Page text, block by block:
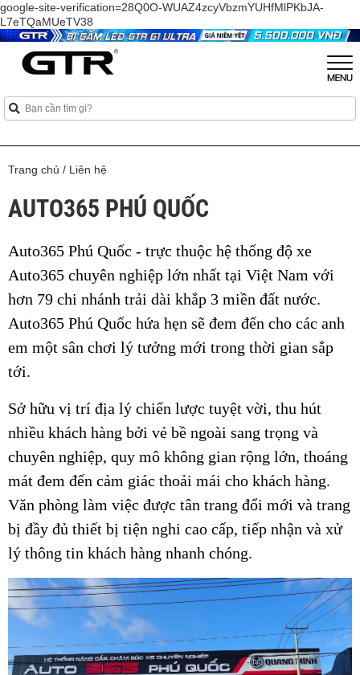
google-site-verification=28Q0O-WUAZ4zcyVbzmYUHfMlPKbJA-
L7eTQaMUeTV38
Trang chủ / Liên hệ
AUTO365 PHÚ QUỐC
Auto365 Phú Quốc - trực thuộc hệ thống độ xe
Auto365 chuyên nghiệp lớn nhất tại Việt Nam với
hơn 79 chi nhánh trải dài khắp 3 miền đất nước.
Auto365 Phú Quốc hứa hẹn sẽ đem đến cho các anh
em một sân chơi lý tưởng mới trong thời gian sắp
tới.
Sở hữu vị trí địa lý chiến lược tuyệt vời, thu hút
nhiều khách hàng bởi vẻ bề ngoài sang trọng và
chuyên nghiệp, quy mô không gian rộng lớn, thoáng
mát đem đến cảm giác thoải mái cho khách hàng.
Văn phòng làm việc được tân trang đổi mới và trang
bị đầy đủ thiết bị tiện nghi cao cấp, tiếp nhận và xử
lý thông tin khách hàng nhanh chóng.